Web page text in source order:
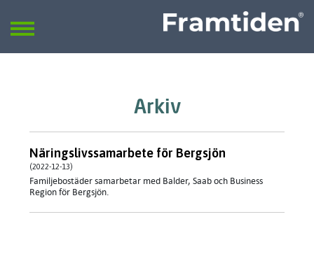
SÖK
Arkiv
Näringslivssamarbete för Bergsjön
(2022-12-13)
Familjebostäder samarbetar med Balder, Saab och Business
Region för Bergsjön.